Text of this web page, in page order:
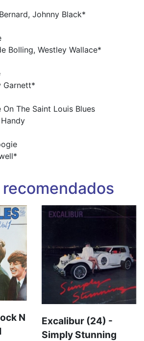
Johnny Black*
Bolling, Westley Wallace*
Garnett*
The Saint Louis Blues
N
Excalibur (24) -
Simply Stunning